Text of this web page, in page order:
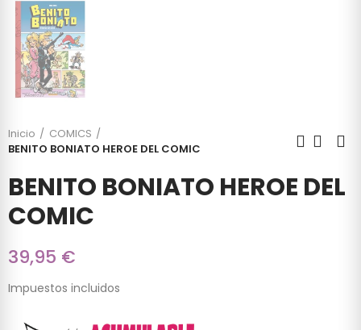
Inicio
COMICS
BENITO BONIATO HEROE DEL COMIC
BENITO BONIATO HEROE DEL
COMIC
39,95 €
Impuestos incluidos